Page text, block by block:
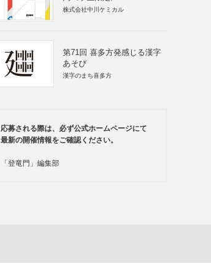
株式会社中川ケミカル
第71回 喜多方発感じる漢字
あそび
漢字のまち喜多方
応募される際は、必ず公式ホームページにて
最新の開催情報をご確認ください。
「登竜門」編集部